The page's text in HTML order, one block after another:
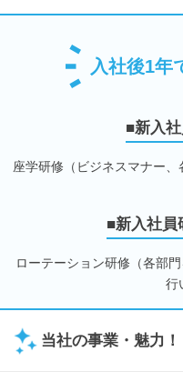
入社後1年
■新入社
座学研修（ビジネスマナー
■新入社員
ローテーション研修（各部
行
当社の事業・魅力！